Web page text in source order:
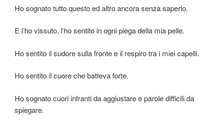
Ho sognato tutto questo ed altro ancora senza saperlo.
E l’ho vissuto, l’ho sentito in ogni piega della mia pelle.
Ho sentito il sudore sulla fronte e il respiro tra i miei capelli.
Ho sentito il cuore che batteva forte.
Ho sognato cuori infranti da aggiustare e parole difficili da
spiegare.